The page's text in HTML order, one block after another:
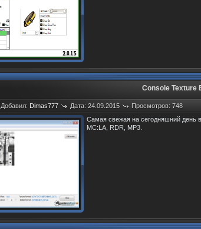
Console Texture
Добавил: Dimas777 Дата: 24.09.2015
Просмотров: 748
Самая свежая на сегодняшний день
MC:LA, RDR, MP3.